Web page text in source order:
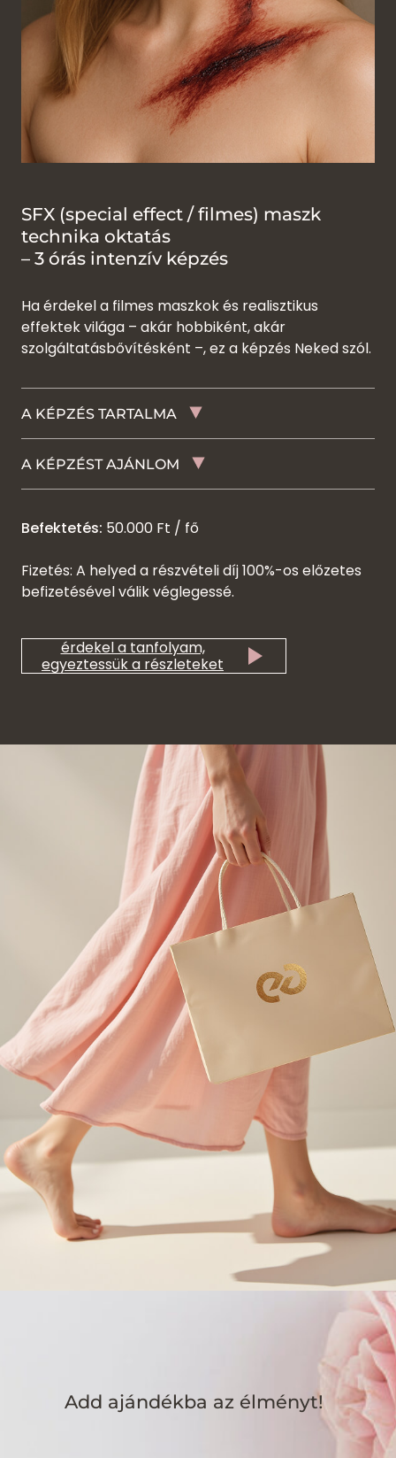
SFX (special effect / filmes) maszk
technika oktatás
– 3 órás intenzív képzés
Ha érdekel a filmes maszkok és realisztikus
effektek világa – akár hobbiként, akár
szolgáltatásbővítésként –, ez a képzés Neked szól.
A KÉPZÉS TARTALMA
A KÉPZÉST AJÁNLOM
Befektetés: 50.000 Ft / fő
Fizetés: A helyed a részvételi díj 100%-os előzetes
befizetésével válik véglegessé.
érdekel a tanfolyam,
egyeztessük a részleteket
Add ajándékba az élményt!